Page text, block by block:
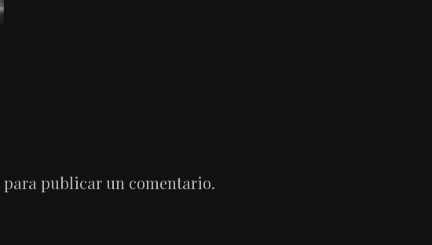
para publicar un comentario.